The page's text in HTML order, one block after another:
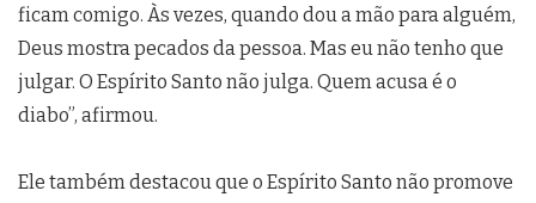
ficam comigo. Às vezes, quando dou a mão para alguém,
Deus mostra pecados da pessoa. Mas eu não tenho que
julgar. O Espírito Santo não julga. Quem acusa é o
diabo”, afirmou.
Ele também destacou que o Espírito Santo não promove